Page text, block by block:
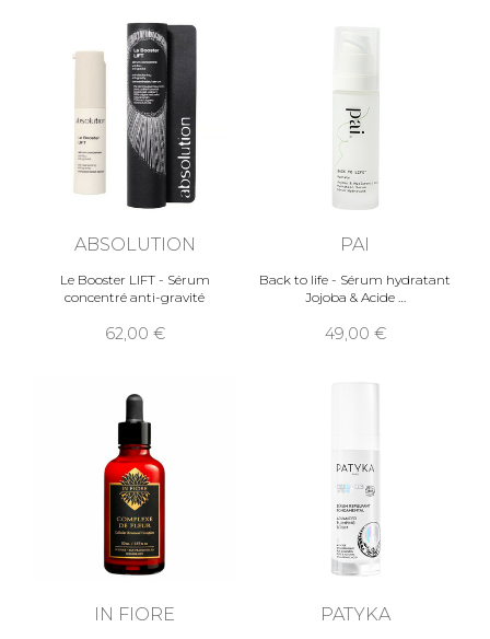
ABSOLUTION
Le Booster LIFT - Sérum
concentré anti-gravité
62,00
PAI
Back to life - Sérum hydratant
Jojoba & Acide
49,00
IN FIORE PATYKA